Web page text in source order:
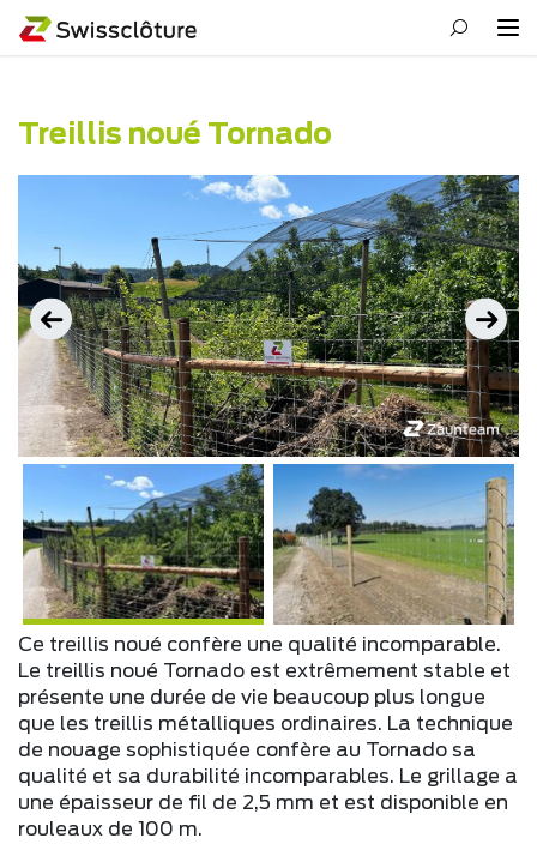
Treillis noué Tornado
Ce treillis noué confère une qualité incomparable.
Le treillis noué Tornado est extrêmement stable et
présente une durée de vie beaucoup plus longue
que les treillis métalliques ordinaires. La technique
de nouage sophistiquée confère au Tornado sa
qualité et sa durabilité incomparables. Le grillage a
une épaisseur de fil de 2,5 mm et est disponible en
rouleaux de 100 m.